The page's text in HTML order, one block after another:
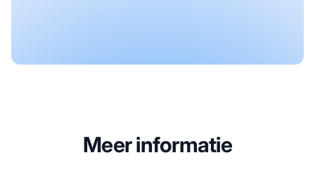
Meer informatie